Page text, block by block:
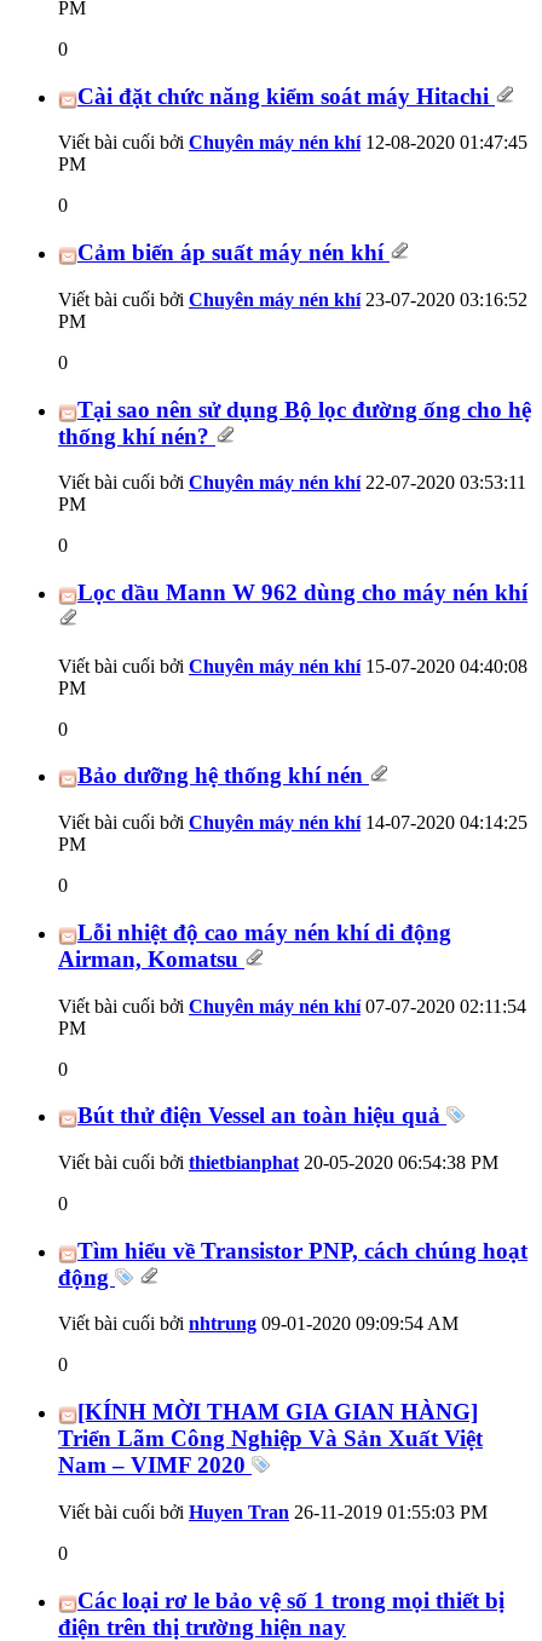
PM
0
Cài đặt chức năng kiểm soát máy Hitachi
Viết bài cuối bởi Chuyên máy nén khí12-08-2020 01:47:45
PM
0
Cảm biến áp suất máy nén khí
Viết bài cuối bởi Chuyên máy nén khí23-07-2020 03:16:52
PM
0
Tại sao nên sử dụng Bộ lọc đường ống cho hệ
thống khí nén?
Viết bài cuối bởi Chuyên máy nén khí22-07-2020 03:53:11
PM
0
Lọc dầu Mann W 962 dùng cho máy nén khí
Viết bài cuối bởi Chuyên máy nén khí15-07-2020 04:40:08
PM
0
Bảo dưỡng hệ thống khí nén
Viết bài cuối bởi Chuyên máy nén khí14-07-2020 04:14:25
PM
0
Lỗi nhiệt độ cao máy nén khí di động
Airman, Komatsu
Viết bài cuối bởi Chuyên máy nén khí07-07-2020 02:11:54
PM
0
Bút thử điện Vessel an toàn hiệu quả
Viết bài cuối bởi thietbianphat 20-05-2020 06:54:38 PM
0
Tìm hiểu về Transistor PNP, cách chúng hoạt
động
Viết bài cuối bởi nhtrung 09-01-2020 09:09:54 AM
0
[KÍNH MỜI THAM GIA GIAN HÀNG]
Triển Lãm Công Nghiệp Và Sản Xuất Việt
Nam – VIMF 2020
Viết bài cuối bởi Huyen Tran 26-11-2019 01:55:03 PM
0
Các loại rơ le bảo vệ số 1 trong mọi thiết bị
điện trên thị trường hiện nay